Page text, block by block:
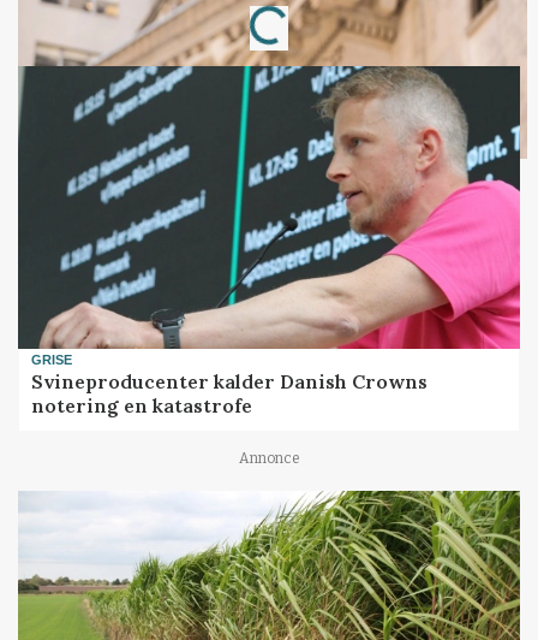
Loading...
GRISE
Svineproducenter kalder Danish Crowns
notering en katastrofe
Annonce